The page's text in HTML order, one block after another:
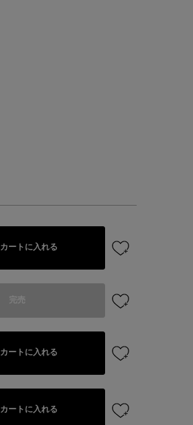
カートに入れる
完売
カートに入れる
カートに入れる